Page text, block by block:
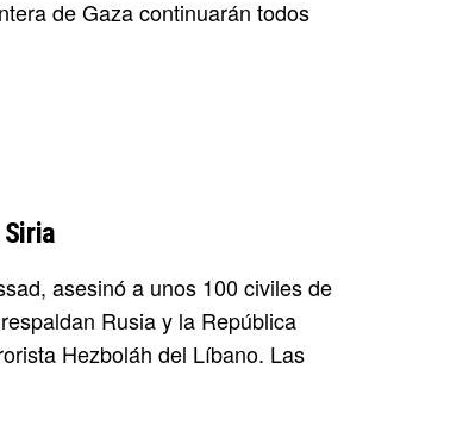
de Gaza continuarán todos
asesinó a unos 100 civiles de
Rusia y la República
Hezboláh del Líbano. Las